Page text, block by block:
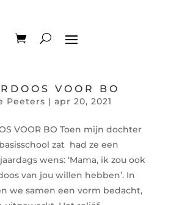
VOOR BO
Peeters | apr 20, 2021
VOOR BO Toen mijn dochter
zat had ze een
wens: ‘Mama, ik zou ook
van jou willen hebben’. In
we samen een vorm bedacht,